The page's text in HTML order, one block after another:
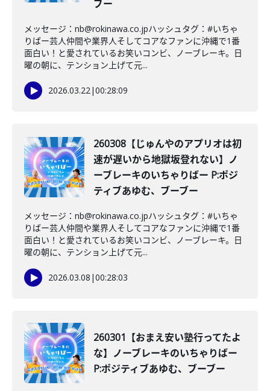
ブー
メッセージ：nb@rokinawa.co.jpハッシュタグ：#いちゃ
りばー芸人仲間や業界人そしてコアなファンに沖縄で1番
面白い！と愛されているお笑いコンビ、ノーブレーキ。日
曜の朝に、テンション上げて元...
2026.03.22|00:28:09
260308【じゅんやのアプリオは初
速が遅いから地獄坂登れない】ノ
ーブレーキのいちゃりばー P:ポジ
ティブあゆむ、ブーブー
メッセージ：nb@rokinawa.co.jpハッシュタグ：#いちゃ
りばー芸人仲間や業界人そしてコアなファンに沖縄で1番
面白い！と愛されているお笑いコンビ、ノーブレーキ。日
曜の朝に、テンション上げて元...
2026.03.08 |00:28:03
260301【おまえ安い塾行ってたよ
な】ノーブレーキのいちゃりばー
P:ポジティブあゆむ、ブーブー